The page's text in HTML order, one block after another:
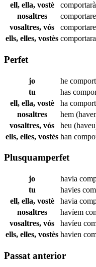
ell, ella, vostè
comportarà
nosaltres
vosaltres, vós
ells, elles, vostès
Perfet
jo he
tu
has
ell, ella, vostè
ha
nosaltres
hem
vosaltres, vós
heu
ells, elles, vostès han
Plusquamperfet
jo havia
tu
havies
ell, ella, vostè
havia
nosaltres
havíem
vosaltres, vós
havíeu
ells, elles, vostès havien
Passat anterior